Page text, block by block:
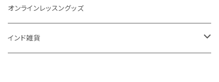
点鼻オイル
女性ケア
男性ケア
誕生時間不明
吉日選定
オンラインレッスングッズ
インド雑貨